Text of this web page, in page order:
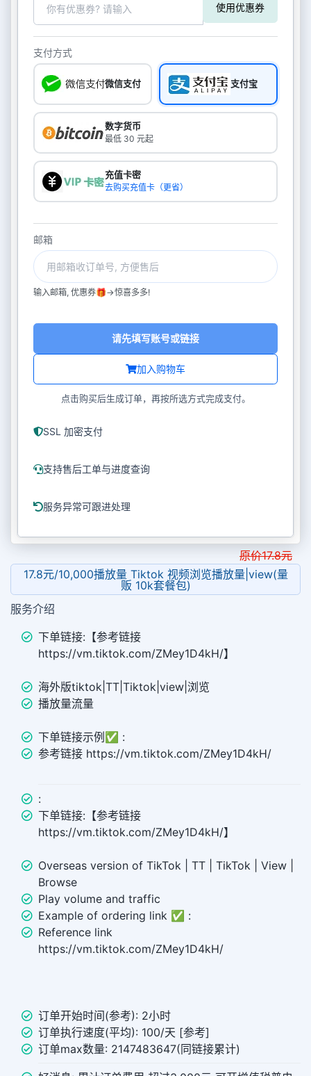
使用优惠券
支付方式
微信支付 支付宝
数字货币
最低 30 元起
充值卡密
去购买充值卡（更省）
邮箱
输入邮箱, 优惠券🎁->惊喜多多!
加入购物车
请先填写账号或链接
点击购买后生成订单，再按所选方式完成支付。
SSL 加密支付
支持售后工单与进度查询
服务异常可跟进处理
原价17.8元
17.8元/10,000播放量 Tiktok 视频浏览播放量|view(量
贩 10k套餐包)
服务介绍
下单链接:【参考链接
https://vm.tiktok.com/ZMey1D4kH/】
海外版tiktok|TT|Tiktok|view|浏览
播放量流量
下单链接示例✅ :
参考链接 https://vm.tiktok.com/ZMey1D4kH/
:
下单链接:【参考链接
https://vm.tiktok.com/ZMey1D4kH/】
Overseas version of TikTok | TT | TikTok | View |
Browse
Play volume and traffic
Example of ordering link ✅ :
Reference link
https://vm.tiktok.com/ZMey1D4kH/
订单开始时间(参考): 2小时
订单执行速度(平均): 100/天 [参考]
订单max数量: 2147483647(同链接累计)